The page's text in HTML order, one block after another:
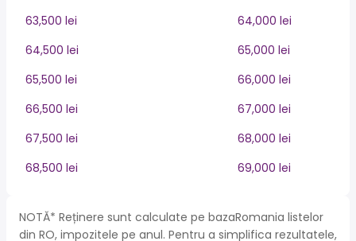
63,500 lei
64,000 lei
64,500 lei
65,000 lei
65,500 lei
66,000 lei
66,500 lei
67,000 lei
67,500 lei
68,000 lei
68,500 lei
69,000 lei
NOTĂ* Reținere sunt calculate pe bazaRomania listelor
din RO, impozitele pe anul. Pentru a simplifica rezultatele,